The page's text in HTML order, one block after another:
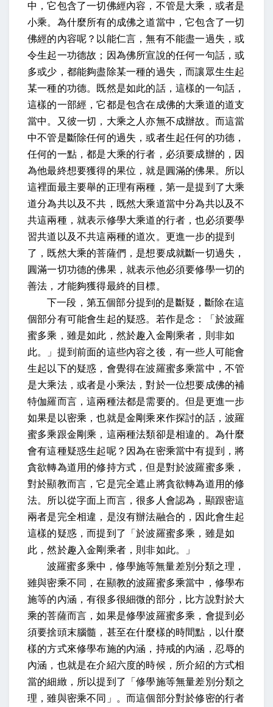
中，它包含了一切佛經內容，不管是大乘，或者是
小乘。為什麼所有的成佛之道當中，它包含了一切
佛經的內容呢？ 以能仁言，無有不能盡一過失，或
令生起一功德故； 因為佛所宣說的任何一句話，或
多或少，都能夠盡除某一種的過失，而讓眾生生起
某一種的功德。既然是如此的話，這樣的一句話，
這樣的一部經，它都是包含在成佛的大乘道的道支
當中。
又彼一切，大乘之人亦無不成辦故。 而這當
中不管是斷除任何的過失，或者生起任何的功德，
任何的一點，都是大乘的行者，必須要成辦的，因
為他最終想要獲得的果位，就是圓滿的佛果。所以
這裡面最主要舉的正理有兩種，第一是提到了大乘
道分為共以及不共，既然大乘道當中分為共以及不
共這兩種，就表示修學大乘道的行者，也必須要學
習共道以及不共這兩種的道次。更進一步的提到
了，既然大乘的菩薩們，是想要成就斷一切過失，
圓滿一切功德的佛果，就表示他必須要修學一切的
善法，才能夠獲得最終的目標。
下一段，第五個部分提到的是斷疑，斷除在這
個部分有可能會生起的疑惑。 若作是念：「於波羅
蜜多乘，雖是如此，然於趣入金剛乘者，則非如
此。」 提到前面的這些內容之後，有一些人可能會
生起以下的疑惑，會覺得在波羅蜜多乘當中，不管
是大乘法，或者是小乘法，對於一位想要成佛的補
特伽羅而言，這兩種法都是需要的。但是更進一步
如果是以密乘，也就是金剛乘來作探討的話，波羅
蜜多乘跟金剛乘，這兩種法類卻是相違的。為什麼
會有這種疑惑生起呢？因為在密乘當中有提到，將
貪欲轉為道用的修持方式，但是對於波羅蜜多乘，
對於顯教而言，它是完全遮止將貪欲轉為道用的修
法。所以從字面上而言，很多人會認為，顯跟密這
兩者是完全相違，是沒有辦法融合的，因此會生起
這樣的疑惑，而提到了「於波羅蜜多乘，雖是如
此，然於趣入金剛乘者，則非如此。」
波羅蜜多乘中，修學施等無量差別分類之理，
雖與密乘不同，在顯教的波羅蜜多乘當中，修學布
施等的內涵，有很多很細微的部分，比方說對於大
乘的菩薩而言，如果是修學波羅蜜多乘，會提到必
須要捨頭末腦髓，甚至在什麼樣的時間點，以什麼
樣的方式來修學布施的內涵，持戒的內涵，忍辱的
內涵，也就是在介紹六度的時候，所介紹的方式相
當的細緻，所以提到了「修學施等無量差別分類之
理，雖與密乘不同」。而這個部分對於修密的行者